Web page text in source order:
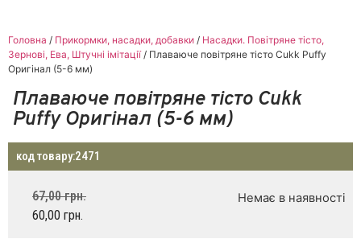
Головна / Прикормки, насадки, добавки / Насадки. Повітряне тісто,
Зернові, Ева, Штучні імітації/ Плаваюче повітряне тісто Cukk Puffy
Оригінал (5-6 мм)
Плаваюче повітряне тісто Cukk
Puffy Оригінал (5-6 мм)
код товару:2471
67,00грн.
60,00 грн.
Немає в наявності